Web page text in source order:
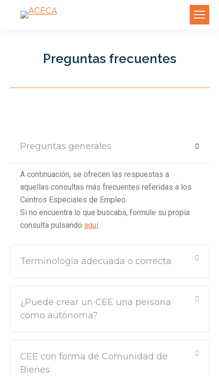
Preguntas frecuentes
Preguntas generales
A continuación, se ofrecen las respuestas a
aquellas consultas más frecuentes referidas a los
Centros Especiales de Empleo.
Si no encuentra lo que buscaba, formule su propia
consulta pulsando aquí.
Terminología adecuada o correcta
¿Puede crear un CEE una persona
como autónoma?
CEE con forma de Comunidad de
Bienes